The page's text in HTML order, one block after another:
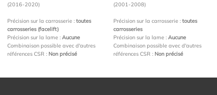
(2016-2020)
Précision sur la carrosserie : toutes
carrosseries (facelift)
Précision sur la lame : Aucune
Combinaison possible avec d'autres
références CSR : Non précisé
(2001-2008)
Précision sur la carrosserie : toutes
carrosseries
Précision sur la lame : Aucune
Combinaison possible avec d'autres
références CSR : Non précisé